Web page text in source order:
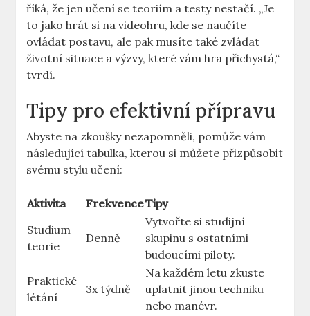
říká, ‍že ⁣jen učení se teoriím a testy nestačí. „Je⁤
to jako hrát si​ na videohru,​ kde ⁣se naučíte
⁢ovládat postavu,⁢ ale pak musíte ‌také ‌zvládat
životní situace a výzvy, které vám hra přichystá,“
tvrdí.
Tipy pro efektivní přípravu
Abyste ⁣na zkoušky nezapomněli, pomůže vám
následující⁤ tabulka, kterou⁤ si ​můžete přizpůsobit‍
svému stylu učení:
Aktivita FrekvenceTipy
Studium
teorie
Denně
Vytvořte si studijní​
skupinu s⁢ ostatními
budoucími piloty.
Praktické
⁣létání
3x týdně
Na každém letu⁢ zkuste
uplatnit jinou techniku
nebo manévr.